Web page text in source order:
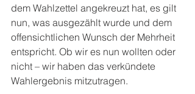
dem Wahlzettel angekreuzt hat, es gilt
nun, was ausgezählt wurde und dem
offensichtlichen Wunsch der Mehrheit
entspricht. Ob wir es nun wollten oder
nicht – wir haben das verkündete
Wahlergebnis mitzutragen.